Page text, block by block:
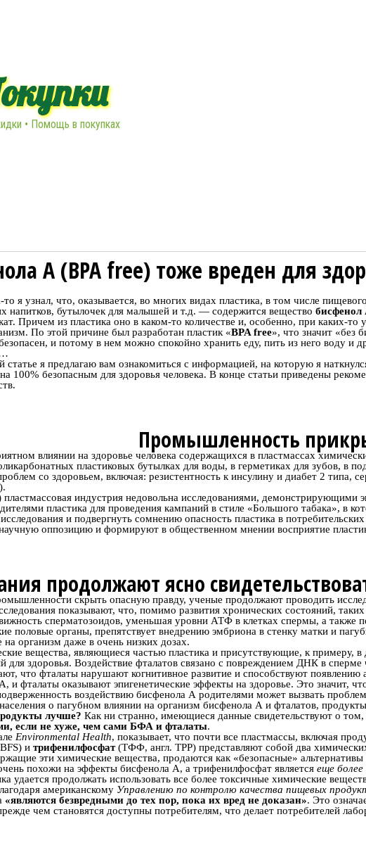
• Помощь в покупках
А (BPA free) тоже вреден для
то я узнал, что, оказывается, во многих видах пластика, в том числе
напитков, бутылочек для малышей и т.д. — содержится вещество бисфенол
Причем из пластика оно в каком-то количестве и, особенно, при каких-
По этой причине был разработан пластик «BPA free», что значит «без
и потому в нем можно спокойно хранить еду, пить из него воду и
статье я предлагаю вам ознакомиться с информацией, на которую я
100% безопасным для здоровья человека. В конце статьи приведены
Промышленность
влиянии на здоровье человека содержащихся в пластмассах
пластиковых бутылках для воды, в герметиках для зубов, в
со здоровьем, включая: резистентность к инсулину и диабет 2 типа,
пластмассовая индустрия недовольна исследованиями,
пластика для проведения кампаний в стиле «Большого табака», в
и подвергнуть сомнению опасность пластика в
оппозицию и формируют в общественном мнении восприятие
продолжают ясно
скрыть опасную правду, ученые продолжают проводить
показывают, что, помимо развития хронических состояний,
сперматозоидов, уменьшая уровни АТФ в клетках спермы, а также
половые органы, препятствует внедрению эмбриона в стенку матки и
организм даже в очень низких дозах.
вещества, являющиеся частью пластика и присутствующие, к примеру,
для здоровья. Воздействие фталатов связано с повреждением ДНК в
что фталаты нарушают когнитивное развитие и способствуют появлению
и фталаты оказывают эпигенетические эффекты на здоровье. Это значит,
воздействию бисфенола А родителями может вызвать
о пагубном влиянии на организм бисфенола А и фталатов,
лучше? Как ни странно, имеющиеся данные свидетельствуют о том,
если не хуже, чем сами БФА и фталаты.
Environmental Health, показывает, что почти все пластмассы, включая
и трифенилфосфат(ТФФ, англ. TPP) представляют собой два
эти химические вещества, продаются как «безопасные»
похожи на эффекты бисфенола А, а трифенилфосфат является еще
удается продолжать использовать все более токсичные химические
американскому Управлению по контролю качества пищевых
«являются безвредными до тех пор, пока их вред не доказан». Это
чем становятся доступны потребителям, что делает потребителей